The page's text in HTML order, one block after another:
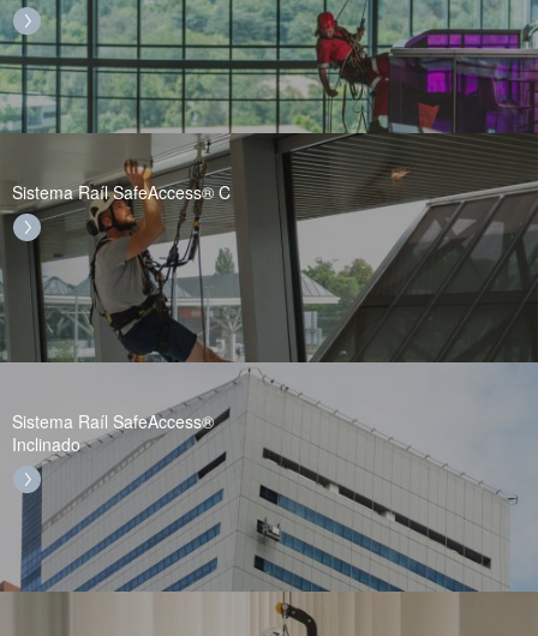
Sistema Raíl SafeAccess® C
Sistema Raíl SafeAccess®
Inclinado